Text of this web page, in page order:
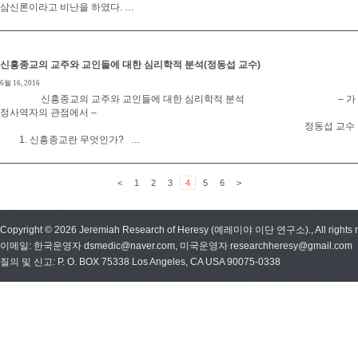
삼신론이라고 비난을 하였다. …
신흥종교의 교주와 교인들에 대한 심리학적 분석(정동섭 교수)
6월 16, 2016
신흥종교의 교주와 교인들에 대한 심리학적 분석 – 가
정사역자의 관점에서 –
정동섭 교수
1. 신흥종교란 무엇인가? …
< 1 2 3 4 5 6 >
Copyright © 2026 Jeremiah Research of Heresy (예레미야 이단 연구소)., All rights
이메일: 한국운영자 dsmedic@naver.com, 미국운영자 researchheresy@gmail.com
질의 및 신고: P. O. BOX 75338 Los Angeles, CA USA 90075-0338